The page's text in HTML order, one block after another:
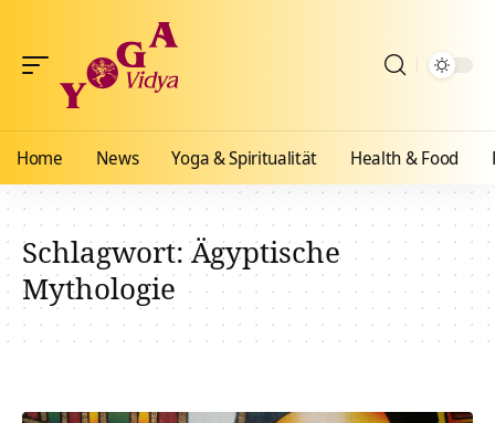
Home News Yoga & Spiritualität Health & Food
Schlagwort:Ägyptische
Mythologie